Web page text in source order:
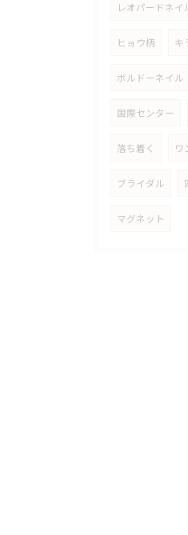
レオパードネイ
ヒョウ柄 キ
ボルドーネイル
国際センター
落ち着く ワ
ブライダル
マグネット